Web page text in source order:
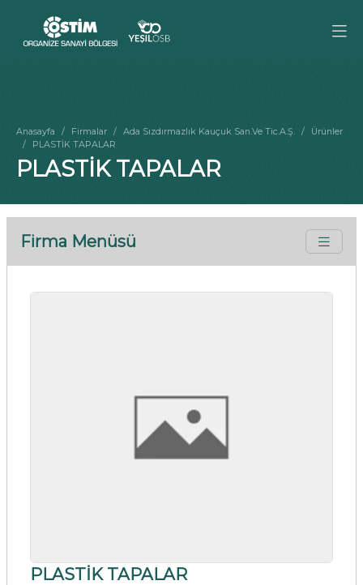
Anasayfa Firmalar Ada Sızdırmazlık Kauçuk San.Ve Tic.A.Ş.
Ürünler
PLASTİK TAPALAR
PLASTİK TAPALAR
Firma Menüsü
PLASTİK TAPALAR